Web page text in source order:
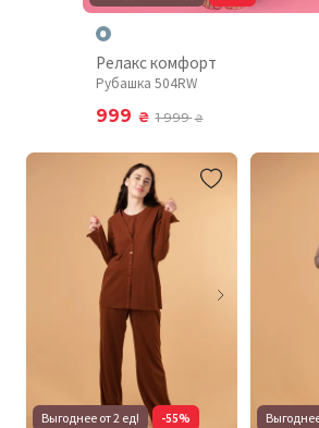
Релакс комфорт
Рубашка 504RW
999 ₴ 1 999₴
Выгоднее от 2 ед! -55%